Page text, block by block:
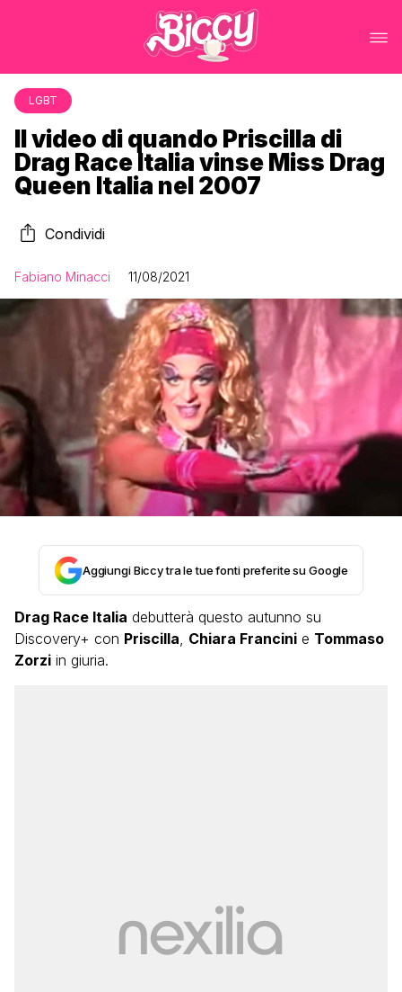
LGBT
Il video di quando Priscilla di
Drag Race Italia vinse Miss Drag
Queen Italia nel 2007
Condividi
Fabiano Minacci 11/08/2021
Aggiungi Biccy tra le tue fonti preferite su Google
Drag Race Italia debutterà questo autunno su
Discovery+ con Priscilla, Chiara Francini e Tommaso
Zorzi in giuria.